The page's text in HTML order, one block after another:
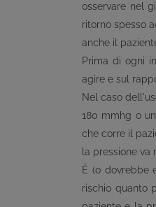
osservare nel
ritorno spesso
anche il
Prima di ogni
agire e sul
Nel caso
180 mmhg o
che corre il
la pressione
É (o dovrebbe
rischio quanto